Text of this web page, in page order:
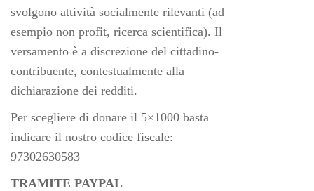
svolgono attività socialmente rilevanti (ad
esempio non profit, ricerca scientifica). Il
versamento è a discrezione del cittadino-
contribuente, contestualmente alla
dichiarazione dei redditi.
Per scegliere di donare il 5×1000 basta
indicare il nostro codice fiscale:
97302630583
TRAMITE PAYPAL